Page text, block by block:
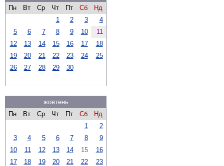
Пн
Вт Ср Чт Пт Сб
Нд
1
2 3
4
5
6 7 8 9 10
11
12
13 14 15 16 17
18
19
20 21 22 23 24
25
26
27 28 29 30
жовтень
Пн
Вт Ср Чт Пт Сб
Нд
1
2
3
4 5 6 7 8
9
10
11 12 13 14 15
16
17
18 19 20 21 22
23